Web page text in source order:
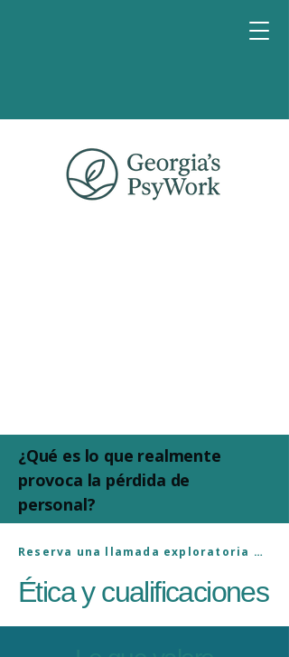
¿Qué es lo que realmente
provoca la pérdida de
personal?
Reserva una llamada exploratoria sin compromiso.
Ética y cualificaciones